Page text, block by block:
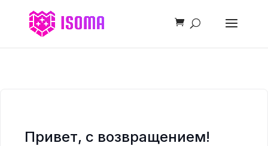
Привет, с возвращением!